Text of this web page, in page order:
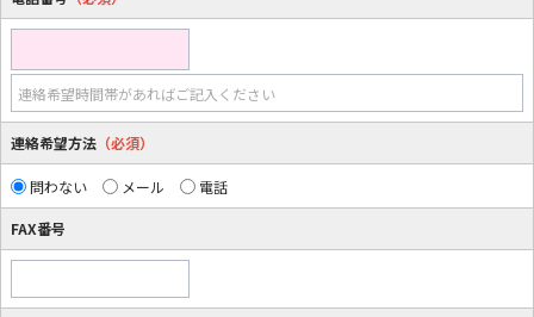
連絡希望時間帯があればご記入ください
連絡希望方法 （必須）
問わない メール 電話
FAX番号